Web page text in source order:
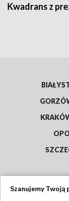
Kwadrans z
Szanujemy Twoją